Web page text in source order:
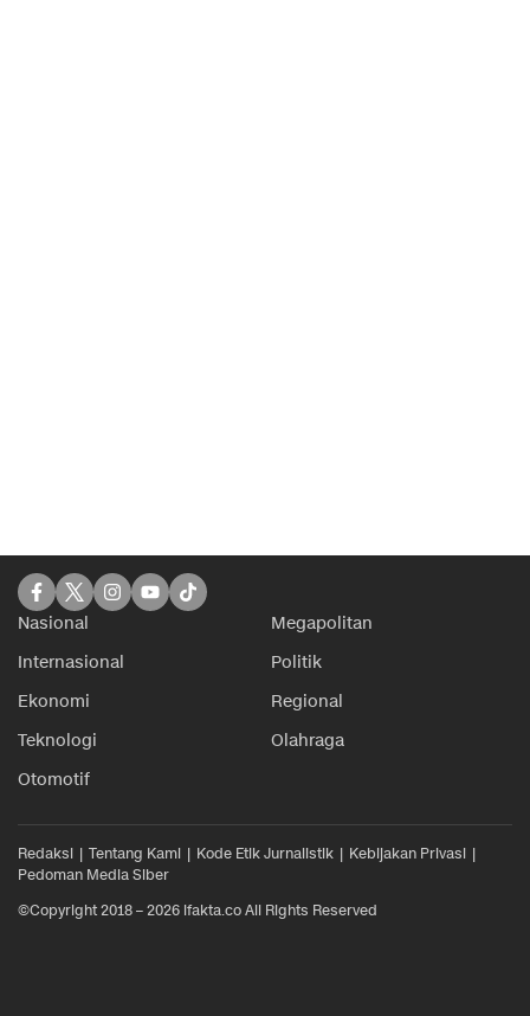
Nasional
Megapolitan
Internasional
Politik
Ekonomi
Regional
Teknologi
Olahraga
Otomotif
Redaksi Tentang Kami Kode Etik Jurnalistik
Kebijakan Privasi
Pedoman Media Siber
©Copyright 2018 – 2026 ifakta.co All Rights Reserved